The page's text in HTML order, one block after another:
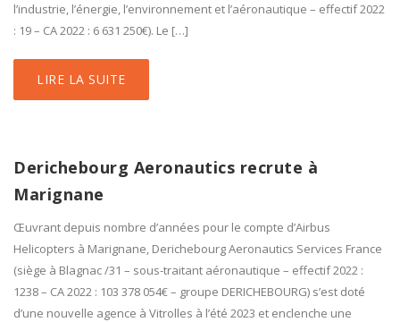
l’industrie, l’énergie, l’environnement et l’aéronautique – effectif 2022
: 19 – CA 2022 : 6 631 250€). Le […]
LIRE LA SUITE
Derichebourg Aeronautics recrute à
Marignane
Œuvrant depuis nombre d’années pour le compte d’Airbus
Helicopters à Marignane, Derichebourg Aeronautics Services France
(siège à Blagnac /31 – sous-traitant aéronautique – effectif 2022 :
1238 – CA 2022 : 103 378 054€ – groupe DERICHEBOURG) s’est doté
d’une nouvelle agence à Vitrolles à l’été 2023 et enclenche une